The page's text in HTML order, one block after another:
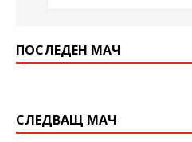
ПОСЛЕДЕН МАЧ
СЛЕДВАЩ МАЧ